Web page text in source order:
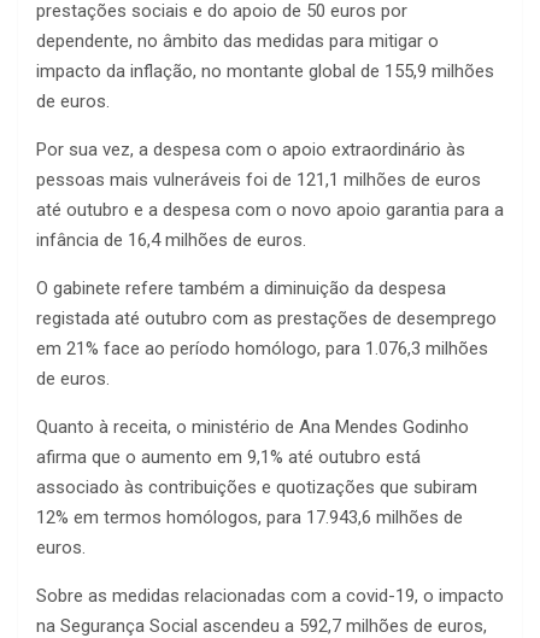
prestações sociais e do apoio de 50 euros por
dependente, no âmbito das medidas para mitigar o
impacto da inflação, no montante global de 155,9 milhões
de euros.
Por sua vez, a despesa com o apoio extraordinário às
pessoas mais vulneráveis foi de 121,1 milhões de euros
até outubro e a despesa com o novo apoio garantia para a
infância de 16,4 milhões de euros.
O gabinete refere também a diminuição da despesa
registada até outubro com as prestações de desemprego
em 21% face ao período homólogo, para 1.076,3 milhões
de euros.
Quanto à receita, o ministério de Ana Mendes Godinho
afirma que o aumento em 9,1% até outubro está
associado às contribuições e quotizações que subiram
12% em termos homólogos, para 17.943,6 milhões de
euros.
Sobre as medidas relacionadas com a covid-19, o impacto
na Segurança Social ascendeu a 592,7 milhões de euros,